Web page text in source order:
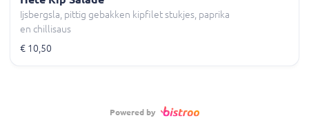
Ijsbergsla, pittig gebakken kipfilet stukjes, paprika
en chillisaus
€ 10,50
Powered by